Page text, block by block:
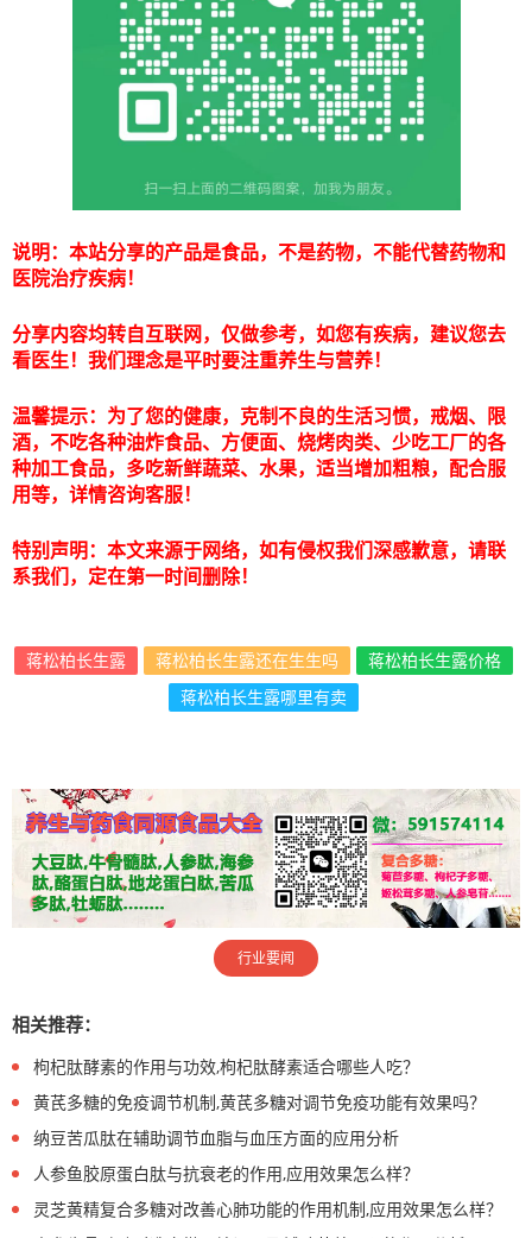
说明：本站分享的产品是食品，不是药物，不能代替药物和
医院治疗疾病！
分享内容均转自互联网，仅做参考，如您有疾病，建议您去
看医生！我们理念是平时要注重养生与营养！
温馨提示：为了您的健康，克制不良的生活习惯，戒烟、限
酒，不吃各种油炸食品、方便面、烧烤肉类、少吃工厂的各
种加工食品，多吃新鲜蔬菜、水果，适当增加粗粮，配合服
用等，详情咨询客服！
特别声明：本文来源于网络，如有侵权我们深感歉意，请联
系我们，定在第一时间删除！
蒋松柏长生露 蒋松柏长生露还在生生吗
蒋松柏长生露价格
蒋松柏长生露哪里有卖
行业要闻
相关推荐：
枸杞肽酵素的作用与功效,枸杞肽酵素适合哪些人吃？
黄芪多糖的免疫调节机制,黄芪多糖对调节免疫功能有效果吗？
纳豆苦瓜肽在辅助调节血脂与血压方面的应用分析
人参鱼胶原蛋白肽与抗衰老的作用,应用效果怎么样？
灵芝黄精复合多糖对改善心肺功能的作用机制,应用效果怎么样？